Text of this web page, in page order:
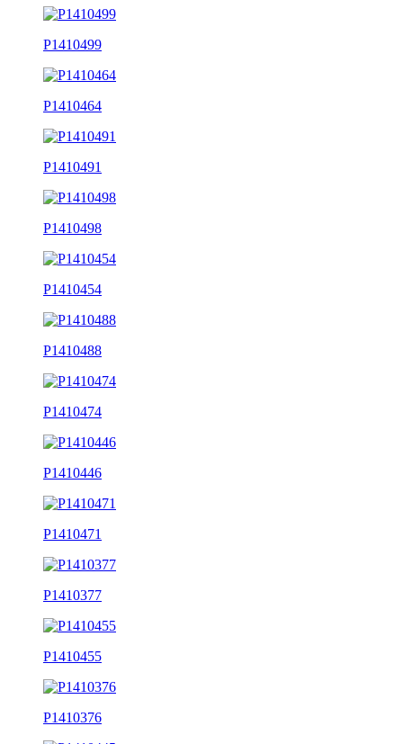
P1410499
P1410464
P1410491
P1410498
P1410454
P1410488
P1410474
P1410446
P1410471
P1410377
P1410455
P1410376